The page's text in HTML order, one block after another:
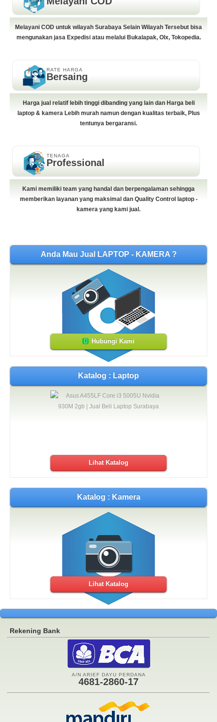
Melayani COD untuk wilayah Surabaya Selain Wilayah Tersebut bisa
mengunakan jasa Expedisi atau melalui Bukalapak, Olx, Tokopedia.
RATE HARGA
Bersaing
Harga jual relatif lebih tinggi dibanding yang lain dan Harga beli
laptop & kamera Lebih murah namun dengan kualitas terbaik, Plus
tentunya bergaransi.
TENAGA
Professional
Kami memiliki team yang handal dan berpengalaman sehingga
memberikan layanan yang maksimal dan Quality Control laptop -
kamera yang kami jual.
Anda Mau Jual LAPTOP - KAMERA ?
Hubungi Kami
Katalog : Laptop
Lihat Katalog
Katalog : Kamera
Lihat Katalog
Rekening Bank
A/N ARIEF DAYU PERDANA
4681-2860-17